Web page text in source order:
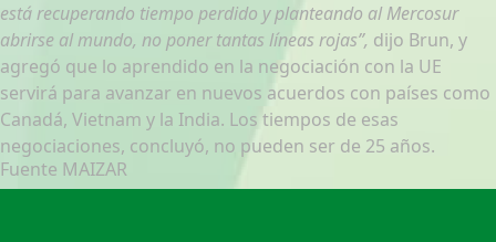
está recuperando tiempo perdido y planteando al Mercosur
abrirse al mundo, no poner tantas líneas rojas”, dijo Brun, y
agregó que lo aprendido en la negociación con la UE
servirá para avanzar en nuevos acuerdos con países como
Canadá, Vietnam y la India. Los tiempos de esas
negociaciones, concluyó, no pueden ser de 25 años.
Fuente MAIZAR